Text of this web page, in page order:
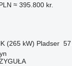
≈ 395.800 kr.
(265 kW) Pladser 57